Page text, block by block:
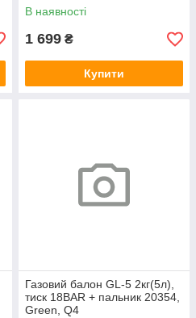
В наявності
1 699 ₴
Купити
Газовий балон GL-5 2кг(5л),
тиск 18BAR + пальник 20354,
Green, Q4